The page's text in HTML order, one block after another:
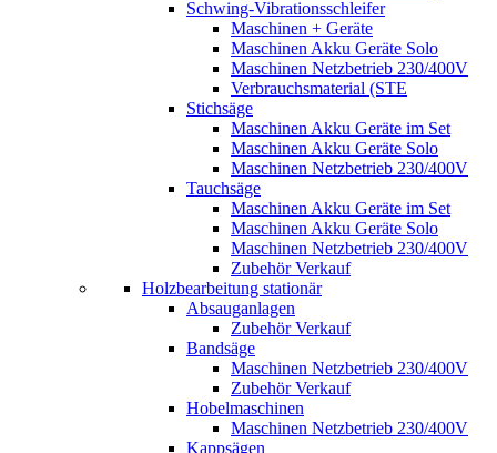
Schwing-Vibrationsschleifer
Maschinen + Geräte
Maschinen Akku Geräte Solo
Maschinen Netzbetrieb 230/400V
Verbrauchsmaterial (STE
Stichsäge
Maschinen Akku Geräte im Set
Maschinen Akku Geräte Solo
Maschinen Netzbetrieb 230/400V
Tauchsäge
Maschinen Akku Geräte im Set
Maschinen Akku Geräte Solo
Maschinen Netzbetrieb 230/400V
Zubehör Verkauf
Holzbearbeitung stationär
Absauganlagen
Zubehör Verkauf
Bandsäge
Maschinen Netzbetrieb 230/400V
Zubehör Verkauf
Hobelmaschinen
Maschinen Netzbetrieb 230/400V
Kappsägen